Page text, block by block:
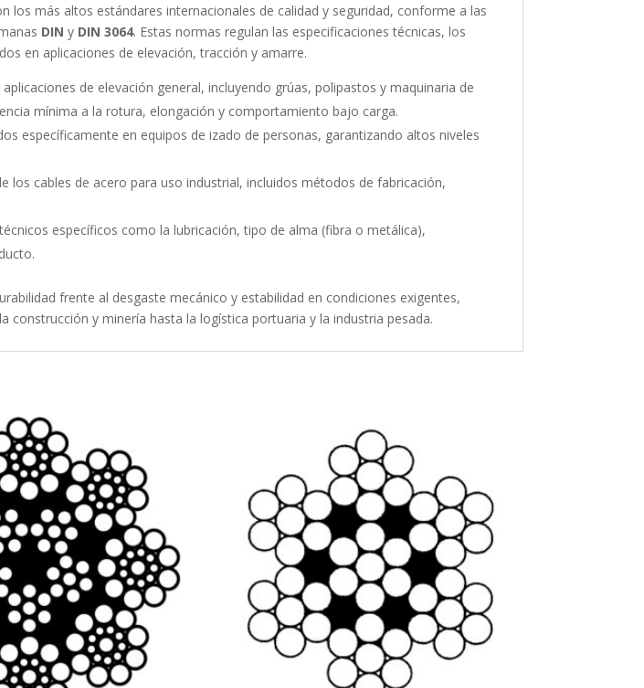
más altos estándares internacionales de calidad y seguridad, conforme a las
DIN y DIN 3064. Estas normas regulan las especificaciones técnicas, los
en aplicaciones de elevación, tracción y amarre.
de elevación general, incluyendo grúas, polipastos y maquinaria de
mínima a la rotura, elongación y comportamiento bajo carga.
específicamente en equipos de izado de personas, garantizando altos niveles
los cables de acero para uso industrial, incluidos métodos de fabricación,
específicos como la lubricación, tipo de alma (fibra o metálica),
frente al desgaste mecánico y estabilidad en condiciones exigentes,
construcción y minería hasta la logística portuaria y la industria pesada.